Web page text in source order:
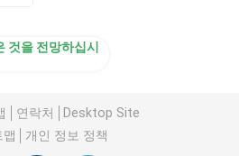
것을 전망하십시
연락처
Desktop Site
맵
개인 정보 정책